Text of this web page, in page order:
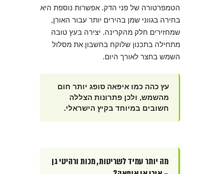
הטמפרטורה של פני הדק. אפשרות נוספת היא
בחירה בגווני שמן בהירים יותר עבור האורן,
שמחזירים חלק מהקרינה. יצירה בעץ טובה
מתחילה בתכנון שלוקח בחשבון את מסלול
השמש בחצר לאורך היום.
עץ כהה כמו איפאה סופג יותר חום
מהשמש, ולכן פתרונות הצללה
חשובים במיוחד בקיץ הישראלי.
מה יותר עמיד לשריטות, מכות ורהיטי גן